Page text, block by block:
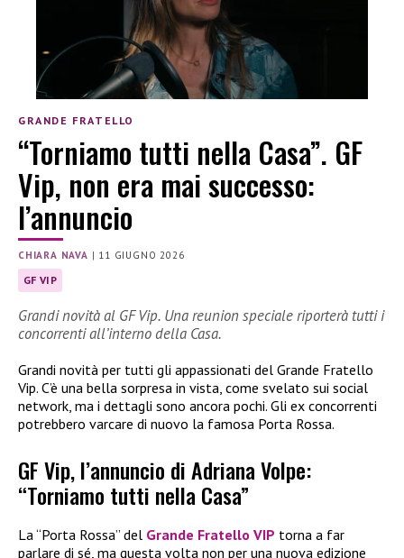
GRANDE FRATELLO
“Torniamo tutti nella Casa”. GF
Vip, non era mai successo:
l’annuncio
CHIARA NAVA | 11 GIUGNO 2026
GF VIP
Grandi novità al GF Vip. Una reunion speciale riporterà tutti i
concorrenti all’interno della Casa.
Grandi novità per tutti gli appassionati del Grande Fratello
Vip. C’è una bella sorpresa in vista, come svelato sui social
network, ma i dettagli sono ancora pochi. Gli ex concorrenti
potrebbero varcare di nuovo la famosa Porta Rossa.
GF Vip, l’annuncio di Adriana Volpe:
“Torniamo tutti nella Casa”
La “Porta Rossa” del Grande Fratello VIP torna a far
parlare di sé, ma questa volta non per una nuova edizione